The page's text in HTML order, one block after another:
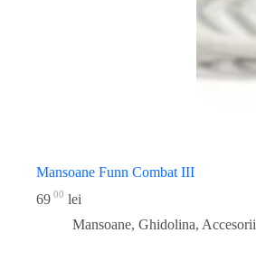
Mansoane Funn Combat III
69 00 lei
Mansoane, Ghidolina, Accesorii